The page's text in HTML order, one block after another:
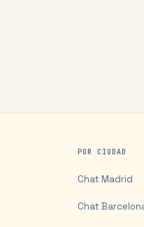
POR CIUDAD
Chat Madrid
Chat